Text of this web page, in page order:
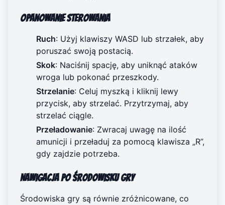
Opanowanie sterowania
Ruch: Użyj klawiszy WASD lub strzałek, aby
poruszać swoją postacią.
Skok: Naciśnij spację, aby uniknąć ataków
wroga lub pokonać przeszkody.
Strzelanie: Celuj myszką i kliknij lewy
przycisk, aby strzelać. Przytrzymaj, aby
strzelać ciągle.
Przeładowanie: Zwracaj uwagę na ilość
amunicji i przeładuj za pomocą klawisza „R”,
gdy zajdzie potrzeba.
Nawigacja po środowisku gry
Środowiska gry są równie zróżnicowane, co